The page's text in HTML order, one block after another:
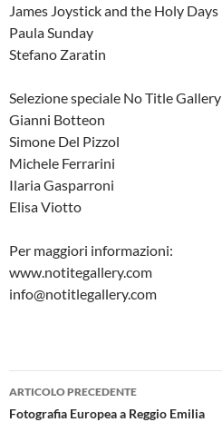
James Joystick and the Holy Days
Paula Sunday
Stefano Zaratin
Selezione speciale No Title Gallery
Gianni Botteon
Simone Del Pizzol
Michele Ferrarini
Ilaria Gasparroni
Elisa Viotto
Per maggiori informazioni:
www.notitegallery.com
info@notitlegallery.com
Navigazione
articolo
ARTICOLO PRECEDENTE
Fotografia Europea a Reggio Emilia